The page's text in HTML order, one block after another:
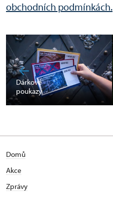
obchodních podmínkách.
Dárkové
poukazy
Domů
Akce
Zprávy